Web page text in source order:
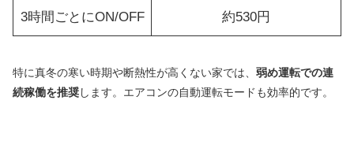
3時間ごとにON/OFF 約530円
特に真冬の寒い時期や断熱性が高くない家では、 弱め運転での連
続稼働を推奨します。エアコンの自動運転モードも効率的です。